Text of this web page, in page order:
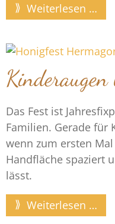
Weiterlesen …
Kinderaugen
Das Fest ist
Familien. Gerade für
wenn zum ersten
Handfläche spaziert
lässt.
Weiterlesen …